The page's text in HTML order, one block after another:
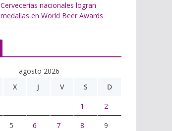
Cervecerías nacionales logran
medallas en World Beer Awards
agosto 2026
X J V S D
1 2
5 6 7 8 9